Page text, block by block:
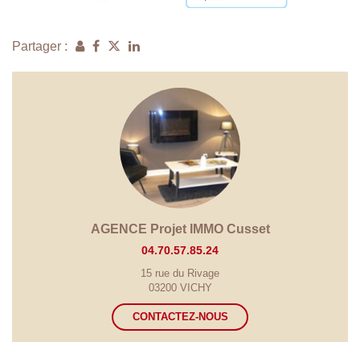
Partager :
AGENCE Projet IMMO Cusset
04.70.57.85.24
15 rue du Rivage
03200 VICHY
CONTACTEZ-NOUS